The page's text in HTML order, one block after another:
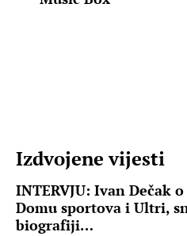
Izdvojene vijesti
INTERVJU: Ivan Dečak
Domu sportova i Ultri,
biografiji…